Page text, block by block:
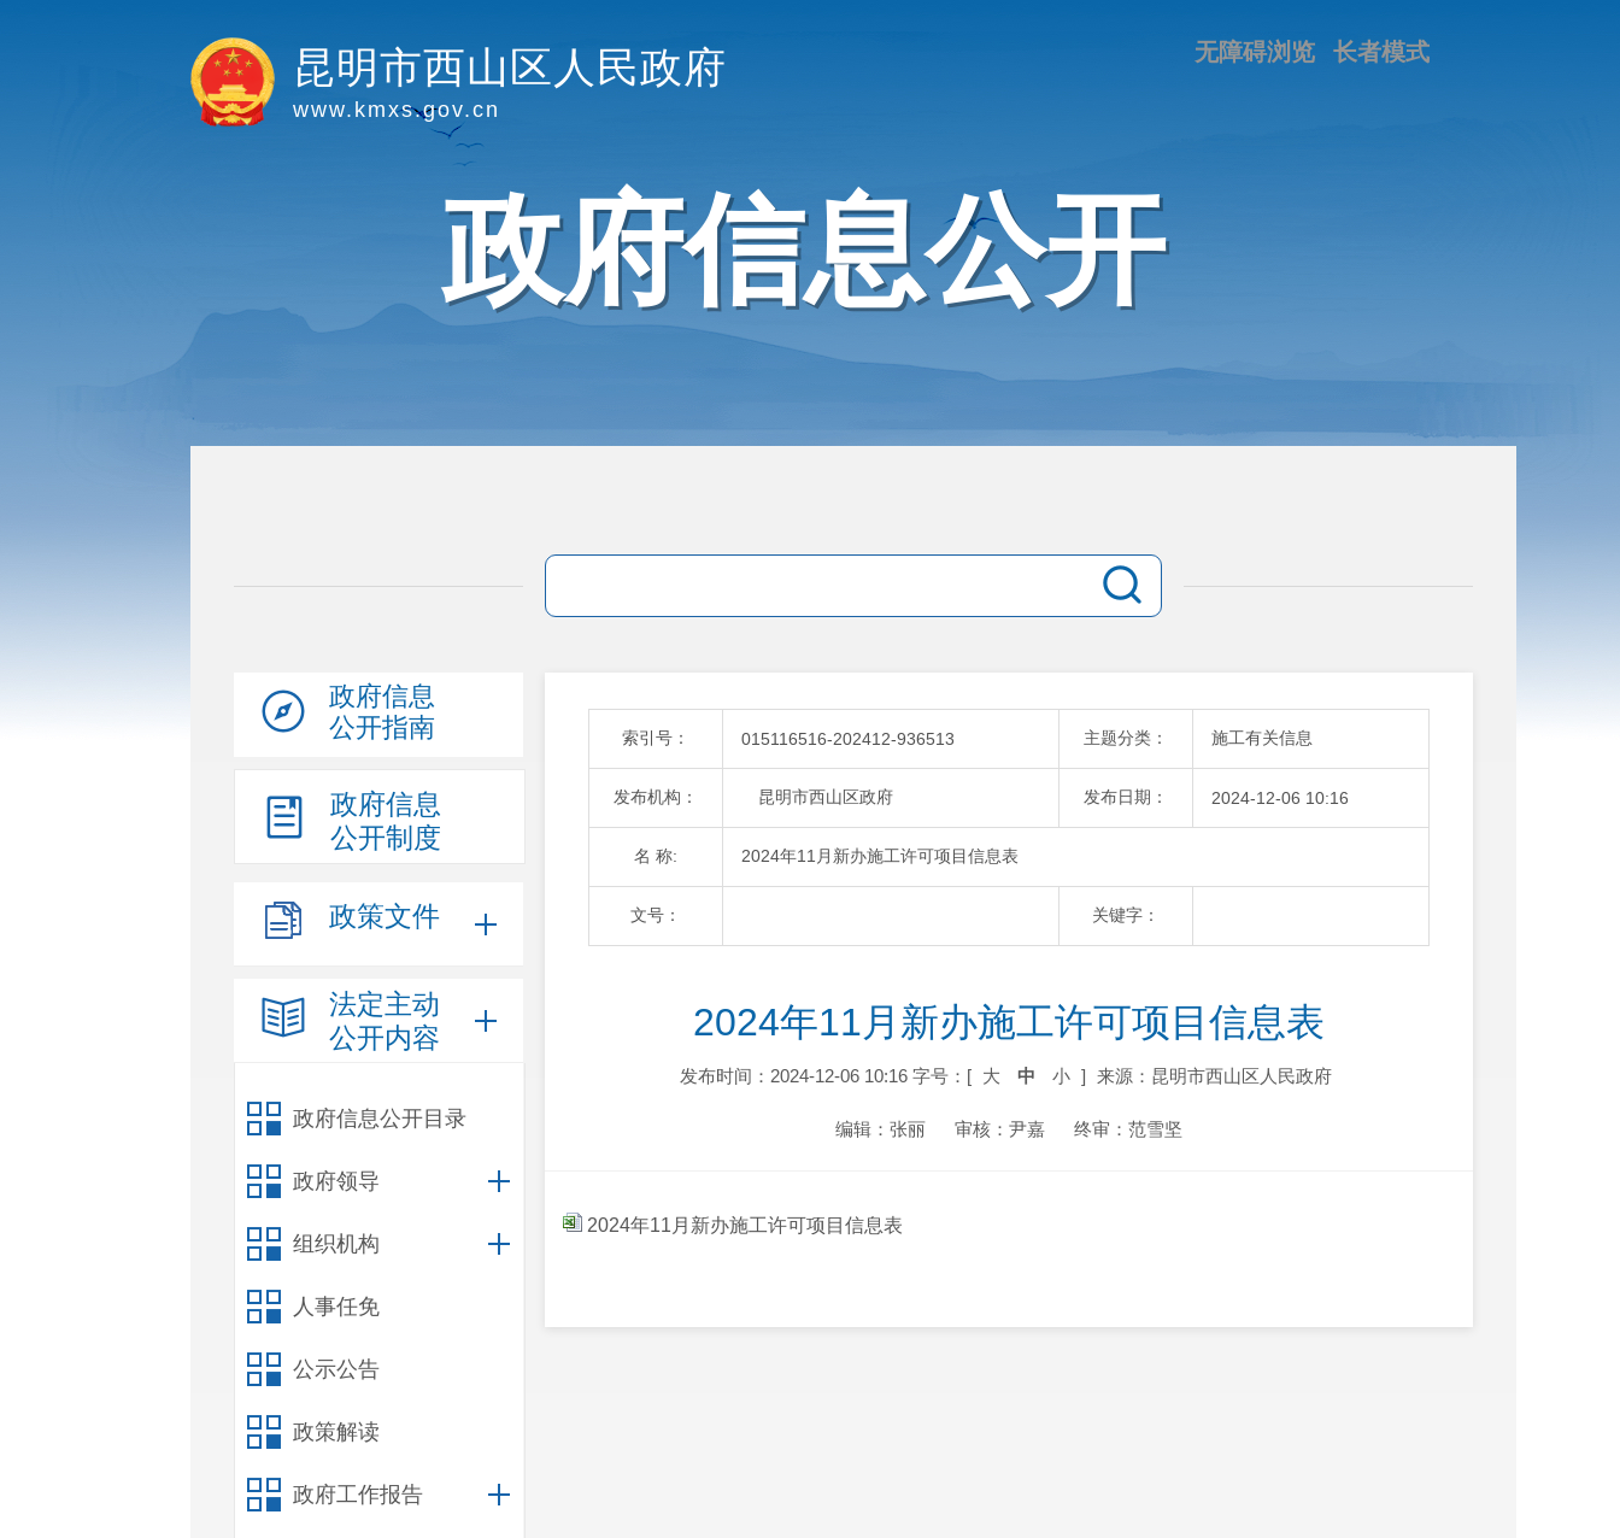
昆明市西山区人民政府
www.kmxs.gov.cn
长者模式
无障碍浏览
政府信息公开
政府信息
公开指南
政府信息
公开制度
政策文件
法定主动
公开内容
政府信息公开目录
政府领导
组织机构
人事任免
公示公告
政策解读
政府工作报告
索引号： 015116516-202412-936513 主题分类： 施工有关信息
发布机构： 昆明市西山区政府 发布日期： 2024-12-06 10:16
名 称: 2024年11月新办施工许可项目信息表
文号： 关键字：
2024年11月新办施工许可项目信息表
发布时间：2024-12-06 10:16 字号：[ 大 中 小 ] 来源：昆明市西山区人民政府
编辑：张丽 审核：尹嘉 终审：范雪坚
2024年11月新办施工许可项目信息表